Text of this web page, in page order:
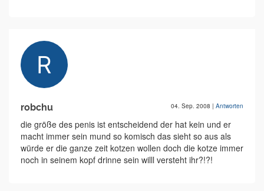
robchu 04. Sep. 2008 | Antworten
die größe des penis ist entscheidend der hat kein und er
macht immer sein mund so komisch das sieht so aus als
würde er die ganze zeit kotzen wollen doch die kotze immer
noch in seinem kopf drinne sein willl versteht ihr?!?!